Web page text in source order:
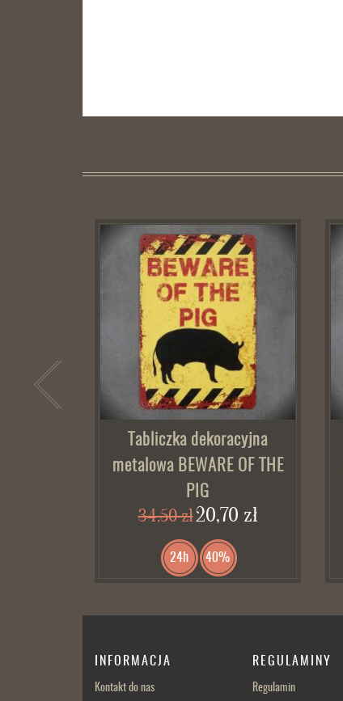
Tabliczka dekoracyjna
metalowa BEWARE OF THE
PIG
34,50 zł20,70 zł
24h 40%
INFORMACJA
Kontakt do nas
REGULAMINY
Regulamin